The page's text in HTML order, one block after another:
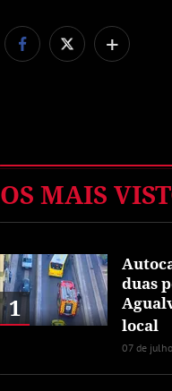
+
OS MAIS
1
duas
local
07 de